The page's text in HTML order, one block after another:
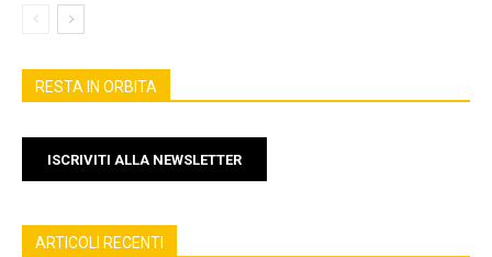
RESTA IN ORBITA
ISCRIVITI ALLA NEWSLETTER
ARTICOLI RECENTI